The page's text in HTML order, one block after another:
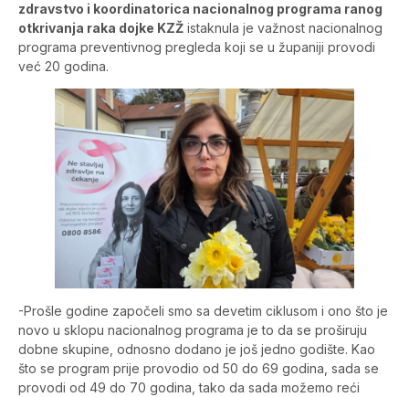
zdravstvo i koordinatorica nacionalnog programa ranog
otkrivanja raka dojke KZŽ istaknula je važnost nacionalnog
programa preventivnog pregleda koji se u županiji provodi
već 20 godina.
-Prošle godine započeli smo sa devetim ciklusom i ono što je
novo u sklopu nacionalnog programa je to da se proširuju
dobne skupine, odnosno dodano je još jedno godište. Kao
što se program prije provodio od 50 do 69 godina, sada se
provodi od 49 do 70 godina, tako da sada možemo reći